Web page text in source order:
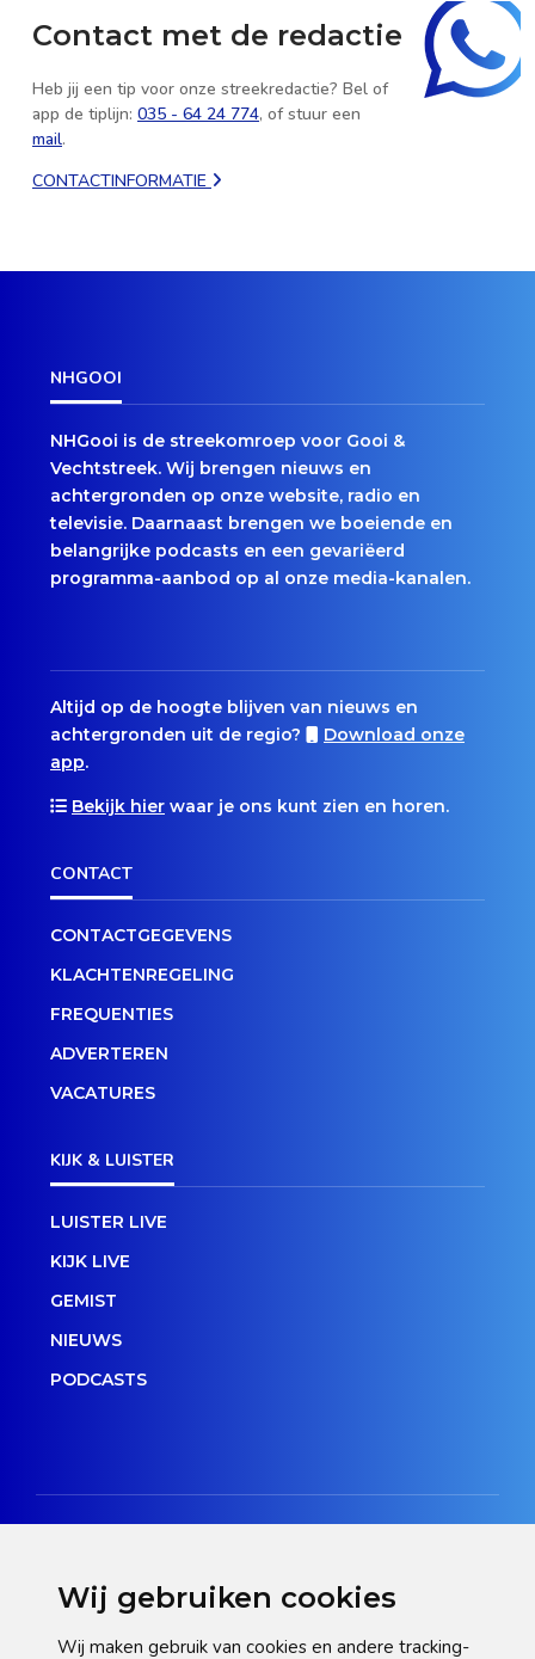
Wij gebruiken cookies
Wij maken gebruik van cookies en andere tracking-
Contact met de redactie
Heb jij een tip voor onze streekredactie? Bel of
app de tiplijn: 035 - 64 24 774, of stuur een
mail.
CONTACTINFORMATIE
NHGOOI
NHGooi is de streekomroep voor Gooi &
Vechtstreek. Wij brengen nieuws en
achtergronden op onze website, radio en
televisie. Daarnaast brengen we boeiende en
belangrijke podcasts en een gevariëerd
programma-aanbod op al onze media-kanalen.
Altijd op de hoogte blijven van nieuws en
achtergronden uit de regio?
Download onze
app.
Bekijk hier waar je ons kunt zien en horen.
CONTACT
CONTACTGEGEVENS
KLACHTENREGELING
FREQUENTIES
ADVERTEREN
VACATURES
KIJK & LUISTER
LUISTER LIVE
KIJK LIVE
GEMIST
NIEUWS
PODCASTS